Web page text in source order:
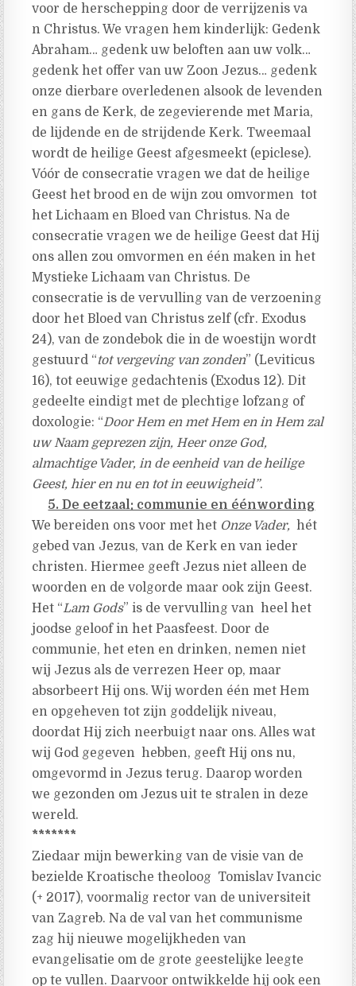
voor de herschepping door de verrijzenis va
n Christus. We vragen hem kinderlijk: Gedenk
Abraham… gedenk uw beloften aan uw volk…
gedenk het offer van uw Zoon Jezus… gedenk
onze dierbare overledenen alsook de levenden
en gans de Kerk, de zegevierende met Maria,
de lijdende en de strijdende Kerk. Tweemaal
wordt de heilige Geest afgesmeekt (epiclese).
Vóór de consecratie vragen we dat de heilige
Geest het brood en de wijn zou omvormen tot
het Lichaam en Bloed van Christus. Na de
consecratie vragen we de heilige Geest dat Hij
ons allen zou omvormen en één maken in het
Mystieke Lichaam van Christus. De
consecratie is de vervulling van de verzoening
door het Bloed van Christus zelf (cfr. Exodus
24), van de zondebok die in de woestijn wordt
gestuurd “tot vergeving van zonden” (Leviticus
16), tot eeuwige gedachtenis (Exodus 12). Dit
gedeelte eindigt met de plechtige lofzang of
doxologie: “Door Hem en met Hem en in Hem zal
uw Naam geprezen zijn, Heer onze God,
almachtige Vader, in de eenheid van de heilige
Geest, hier en nu en tot in eeuwigheid”.
5. De eetzaal: communie en éénwording
We bereiden ons voor met het Onze Vader, hét
gebed van Jezus, van de Kerk en van ieder
christen. Hiermee geeft Jezus niet alleen de
woorden en de volgorde maar ook zijn Geest.
Het “Lam Gods” is de vervulling van heel het
joodse geloof in het Paasfeest. Door de
communie, het eten en drinken, nemen niet
wij Jezus als de verrezen Heer op, maar
absorbeert Hij ons. Wij worden één met Hem
en opgeheven tot zijn goddelijk niveau,
doordat Hij zich neerbuigt naar ons. Alles wat
wij God gegeven hebben, geeft Hij ons nu,
omgevormd in Jezus terug. Daarop worden
we gezonden om Jezus uit te stralen in deze
wereld.
*******
Ziedaar mijn bewerking van de visie van de
bezielde Kroatische theoloog Tomislav Ivancic
(+ 2017), voormalig rector van de universiteit
van Zagreb. Na de val van het communisme
zag hij nieuwe mogelijkheden van
evangelisatie om de grote geestelijke leegte
op te vullen. Daarvoor ontwikkelde hij ook een